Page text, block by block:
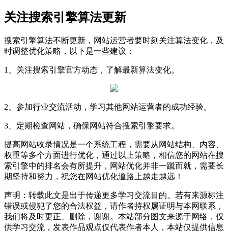
关注搜索引擎算法更新
搜索引擎算法不断更新，网站运营者要时刻关注算法变化，及
时调整优化策略，以下是一些建议：
1、关注搜索引擎官方动态，了解最新算法变化。
2、参加行业交流活动，学习其他网站运营者的成功经验。
3、定期检查网站，确保网站符合搜索引擎要求。
提高网站收录情况是一个系统工程，需要从网站结构、内容、
权重等多个方面进行优化，通过以上策略，相信您的网站在搜
索引擎中的排名会有所提升，网站优化并非一蹴而就，需要长
期坚持和努力，祝您在网站优化道路上越走越远！
声明：转载此文是出于传递更多学习交流目的。若有来源标注
错误或侵犯了您的合法权益，请作者持权属证明与本网联系，
我们将及时更正、删除，谢谢。本站部分图文来源于网络，仅
供学习交流，发表作品观点仅代表作者本人，本站仅提供信息